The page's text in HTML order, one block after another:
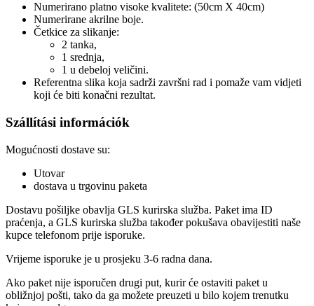
Numerirano platno visoke kvalitete: (50cm X 40cm)
Numerirane akrilne boje.
Četkice za slikanje:
2 tanka,
1 srednja,
1 u debeloj veličini.
Referentna slika koja sadrži završni rad i pomaže vam vidjeti
koji će biti konačni rezultat.
Szállítási információk
Mogućnosti dostave su:
Utovar
dostava u trgovinu paketa
Dostavu pošiljke obavlja GLS kurirska služba. Paket ima ID
praćenja, a GLS kurirska služba također pokušava obavijestiti naše
kupce telefonom prije isporuke.
Vrijeme isporuke je u prosjeku 3-6 radna dana.
Ako paket nije isporučen drugi put, kurir će ostaviti paket u
obližnjoj pošti, tako da ga možete preuzeti u bilo kojem trenutku